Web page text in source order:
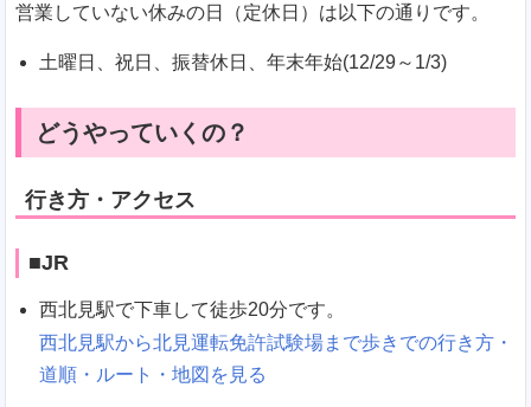
営業していない休みの日（定休日）は以下の通りです。
土曜日、祝日、振替休日、年末年始(12/29～1/3)
どうやっていくの？
行き方・アクセス
■JR
西北見駅で下車して徒歩20分です。
西北見駅から北見運転免許試験場まで歩きでの行き方・
道順・ルート・地図を見る